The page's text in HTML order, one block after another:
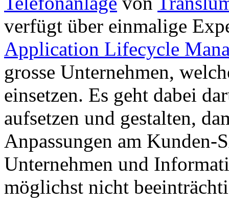
verfügt über einmalige
Application Lifecycle
grosse Unternehmen,
einsetzen. Es geht dabei
aufsetzen und gestalten,
Anpassungen am
Unternehmen und
möglichst nicht